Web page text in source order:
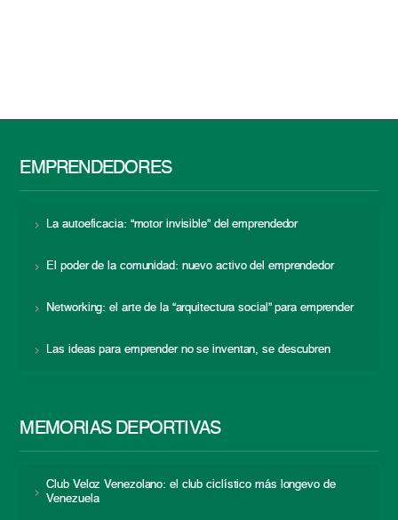
EMPRENDEDORES
La autoeficacia: “motor invisible” del emprendedor
El poder de la comunidad: nuevo activo del emprendedor
Networking: el arte de la “arquitectura social” para emprender
Las ideas para emprender no se inventan, se descubren
MEMORIAS DEPORTIVAS
Club Veloz Venezolano: el club ciclístico más longevo de
Venezuela